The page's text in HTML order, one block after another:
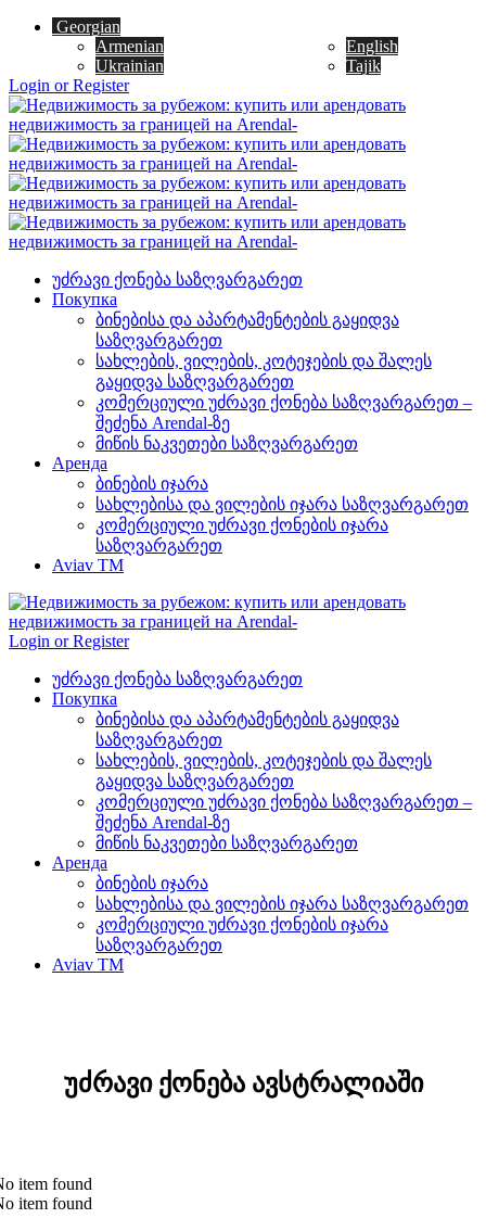
Georgian
Armenian
English
Ukrainian
Tajik
Login or Register
უძრავი ქონება საზღვარგარეთ
Покупка
ბინებისა და აპარტამენტების გაყიდვა
საზღვარგარეთ
სახლების, ვილების, კოტეჯების და შალეს
გაყიდვა საზღვარგარეთ
კომერციული უძრავი ქონება საზღვარგარეთ –
შეძენა Arendal-ზე
მიწის ნაკვეთები საზღვარგარეთ
Аренда
ბინების იჯარა
სახლებისა და ვილების იჯარა საზღვარგარეთ
კომერციული უძრავი ქონების იჯარა
საზღვარგარეთ
Aviav TM
Login or Register
უძრავი ქონება საზღვარგარეთ
Покупка
ბინებისა და აპარტამენტების გაყიდვა
საზღვარგარეთ
სახლების, ვილების, კოტეჯების და შალეს
გაყიდვა საზღვარგარეთ
კომერციული უძრავი ქონება საზღვარგარეთ –
შეძენა Arendal-ზე
მიწის ნაკვეთები საზღვარგარეთ
Аренда
ბინების იჯარა
სახლებისა და ვილების იჯარა საზღვარგარეთ
კომერციული უძრავი ქონების იჯარა
საზღვარგარეთ
Aviav TM
უძრავი ქონება ავსტრალიაში
item found
item found